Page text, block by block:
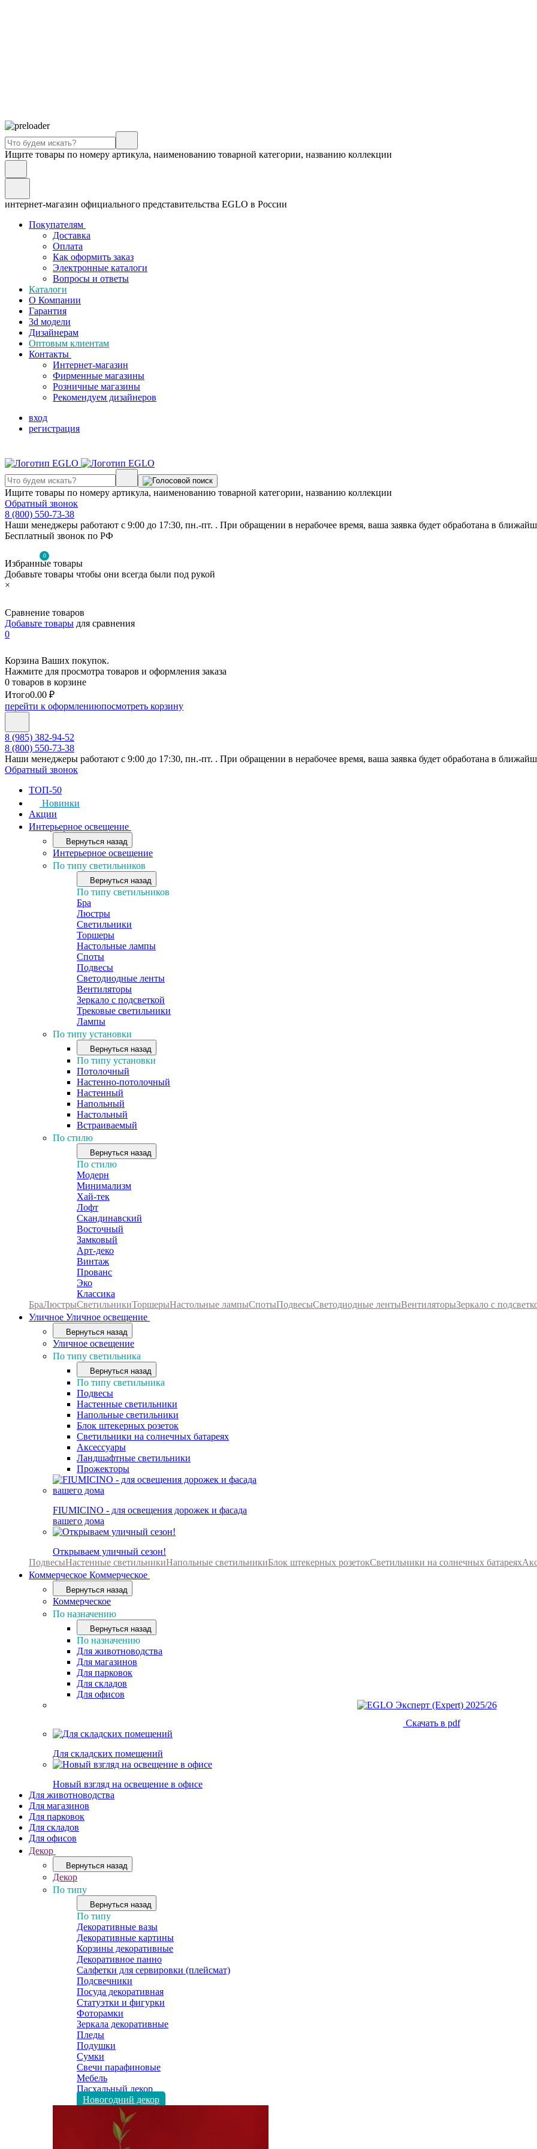
Ищите товары по номеру артикула, наименованию товарной категории, названию коллекции
интернет-магазин официального представительства EGLO в России
Покупателям
Доставка
Оплата
Как оформить заказ
Электронные каталоги
Вопросы и ответы
Каталоги
О Компании
Гарантия
3d модели
Дизайнерам
Оптовым клиентам
Контакты
Интернет-магазин
Фирменные магазины
Розничные магазины
Рекомендуем дизайнеров
вход
регистрация
Ищите товары по номеру артикула, наименованию товарной категории, названию коллекции
Обратный звонок
8 (800) 550-73-38
Наши менеджеры работают с 9:00 до 17:30, пн.-пт. . При обращении в нерабочее время, ваша заявка будет обработана в
Бесплатный звонок по РФ
0
Избранные товары
Добавьте товары чтобы они всегда были под рукой
×
Сравнение товаров
Добавьте товары для сравнения
0
Корзина Ваших покупок.
Нажмите для просмотра товаров и оформления заказа
0 товаров в корзине
Итого0.00 ₽
перейти к оформлениюпосмотреть корзину
8 (985) 382-94-52
8 (800) 550-73-38
Наши менеджеры работают с 9:00 до 17:30, пн.-пт. . При обращении в нерабочее время, ваша заявка будет обработана в
Обратный звонок
ТОП-50
Новинки
Акции
Интерьерное освещение
Вернуться назад
Интерьерное освещение
По типу светильников
Вернуться назад
По типу светильников
Бра
Люстры
Светильники
Торшеры
Настольные лампы
Споты
Подвесы
Светодиодные ленты
Вентиляторы
Зеркало с подсветкой
Трековые светильники
Лампы
По типу установки
Вернуться назад
По типу установки
Потолочный
Настенно-потолочный
Настенный
Напольный
Настольный
Встраиваемый
По стилю
Вернуться назад
По стилю
Модерн
Минимализм
Хай-тек
Лофт
Скандинавский
Восточный
Замковый
Арт-деко
Винтаж
Прованс
Эко
Классика
БраЛюстрыСветильникиТоршерыНастольные лампыСпотыПодвесыСветодиодные лентыВентиляторыЗеркало с
Уличное Уличное освещение
Вернуться назад
Уличное освещение
По типу светильника
Вернуться назад
По типу светильника
Подвесы
Настенные светильники
Напольные светильники
Блок штекерных розеток
Светильники на солнечных батареях
Аксессуары
Ландшафтные светильники
Прожекторы
FIUMICINO - для освещения дорожек и фасада
вашего дома
Открываем уличный сезон!
ПодвесыНастенные светильникиНапольные светильникиБлок штекерных розетокСветильники на солнечных батареях
Коммерческое Коммерческое
Вернуться назад
Коммерческое
По назначению
Вернуться назад
По назначению
Для животноводства
Для магазинов
Для парковок
Для складов
Для офисов
Скачать в pdf
Для складских помещений
Новый взгляд на освещение в офисе
Для животноводства
Для магазинов
Для парковок
Для складов
Для офисов
Декор
Вернуться назад
Декор
По типу
Вернуться назад
По типу
Декоративные вазы
Декоративные картины
Корзины декоративные
Декоративное панно
Салфетки для сервировки (плейсмат)
Подсвечники
Посуда декоративная
Статуэтки и фигурки
Фоторамки
Зеркала декоративные
Пледы
Подушки
Сумки
Свечи парафиновые
Мебель
Пасхальный декор
Новогодний декор